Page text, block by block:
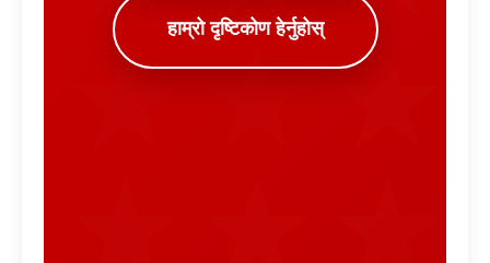
हाम्रो दृष्टिकोण हेर्नुहोस्